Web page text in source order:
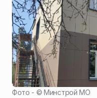
Фото - ©Минстрой МО